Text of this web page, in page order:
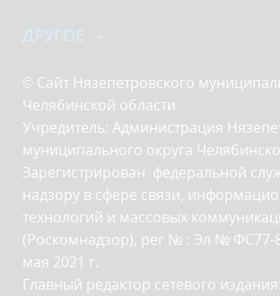
ДРУГОЕ
© Сайт Нязепетровского
Челябинской области
Учредитель: Администрация
муниципального округа
Зарегистрирован федеральной
надзору в сфере связи,
технологий и массовых
(Роскомнадзор), рег № : Эл № ФС77-
мая 2021 г.
Главный редактор сетевого